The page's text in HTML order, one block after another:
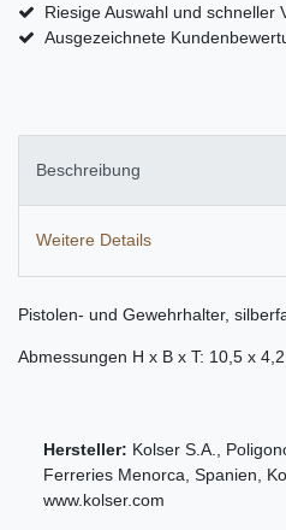
Riesige Auswahl und schneller
Ausgezeichnete
Beschreibung
Weitere Details
Pistolen- und Gewehrhalter,
Abmessungen H x B x T: 10,5 x
Hersteller: Kolser S.A.
Ferreries Menorca Spanien ,
www.kolser.com